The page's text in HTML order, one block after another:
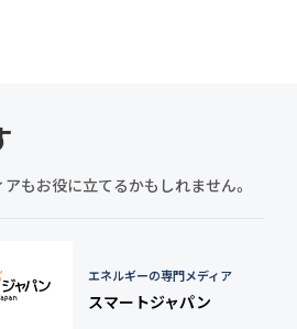
もお役に立てるかもしれません。
エネルギーの専門メディア
スマートジャパン